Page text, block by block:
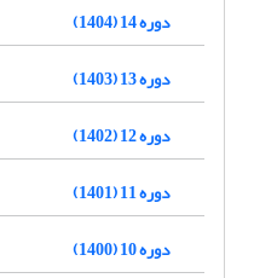
دوره 14 (1404)
دوره 13 (1403)
دوره 12 (1402)
دوره 11 (1401)
دوره 10 (1400)